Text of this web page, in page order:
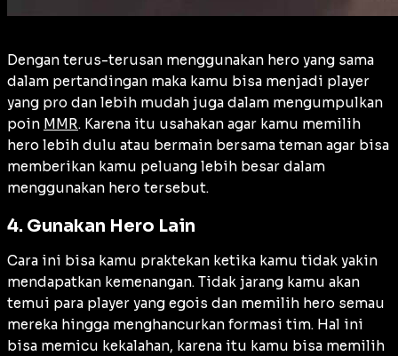
Dengan terus-terusan menggunakan hero yang sama
dalam pertandingan maka kamu bisa menjadi player
yang pro dan lebih mudah juga dalam mengumpulkan
poin MMR. Karena itu usahakan agar kamu memilih
hero lebih dulu atau bermain bersama teman agar bisa
memberikan kamu peluang lebih besar dalam
menggunakan hero tersebut.
4. Gunakan Hero Lain
Cara ini bisa kamu praktekan ketika kamu tidak yakin
mendapatkan kemenangan. Tidak jarang kamu akan
temui para player yang egois dan memilih hero semau
mereka hingga menghancurkan formasi tim. Hal ini
bisa memicu kekalahan, karena itu kamu bisa memilih